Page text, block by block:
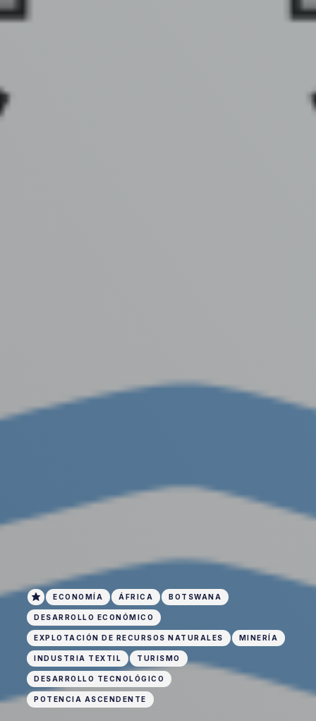
ECONOMÍA ÁFRICA BOTSWANA
DESARROLLO ECONÓMICO
EXPLOTACIÓN DE RECURSOS NATURALES MINERÍA
INDUSTRIA TEXTIL TURISMO
DESARROLLO TECNOLÓGICO
POTENCIA ASCENDENTE